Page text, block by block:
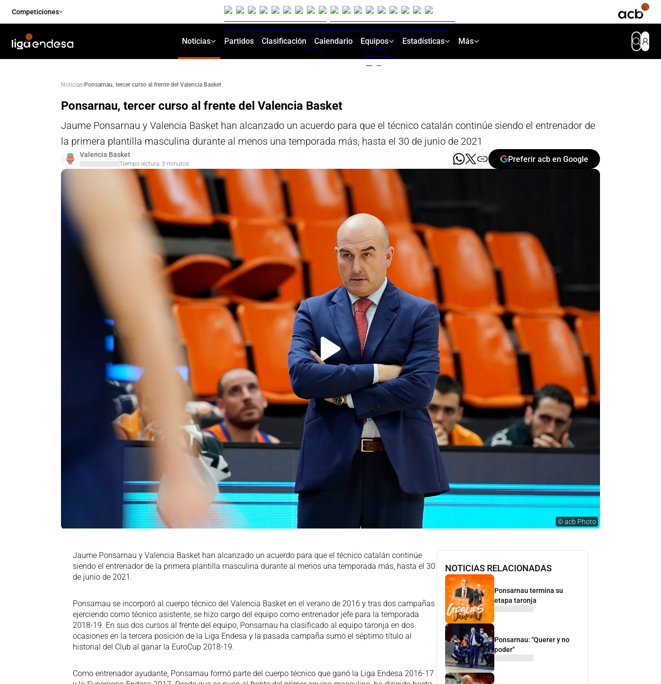
Competiciones
Noticias Partidos Clasificación Calendario Equipos Estadísticas Más
Noticias·Ponsarnau, tercer curso al frente del Valencia Basket
Ponsarnau, tercer curso al frente del Valencia Basket
Jaume Ponsarnau y Valencia Basket han alcanzado un acuerdo para que el técnico catalán continúe siendo el entrenador de
la primera plantilla masculina durante al menos una temporada más, hasta el 30 de junio de 2021
Valencia Basket
Tiempo lectura: 3 minutos
Preferir acb en Google
©acb Photo
Jaume Ponsarnau y Valencia Basket han alcanzado un acuerdo para que el técnico catalán continúe
siendo el entrenador de la primera plantilla masculina durante al menos una temporada más, hasta el 30
de junio de 2021.
Ponsarnau se incorporó al cuerpo técnico del Valencia Basket en el verano de 2016 y tras dos campañas
ejerciendo como técnico asistente, se hizo cargo del equipo como entrenador jefe para la temporada
2018-19. En sus dos cursos al frente del equipo, Ponsarnau ha clasificado al equipo taronja en dos
ocasiones en la tercera posición de la Liga Endesa y la pasada campaña sumó el séptimo título al
historial del Club al ganar la EuroCup 2018-19.
Como entrenador ayudante, Ponsarnau formó parte del cuerpo técnico que ganó la Liga Endesa 2016-17
NOTICIAS RELACIONADAS
Ponsarnau termina su
etapa taronja
Ponsarnau: "Querer y no
poder"